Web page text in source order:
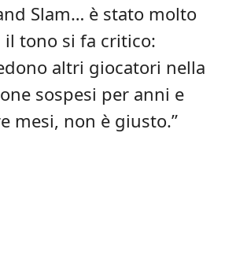
Slam… è stato molto
il tono si fa critico:
altri giocatori nella
sospesi per anni e
mesi, non è giusto.”